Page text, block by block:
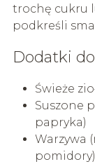
trochę cukru
podkreśli
Dodatki
Świeże
Suszone
papryka)
Warzywa
pomidory)